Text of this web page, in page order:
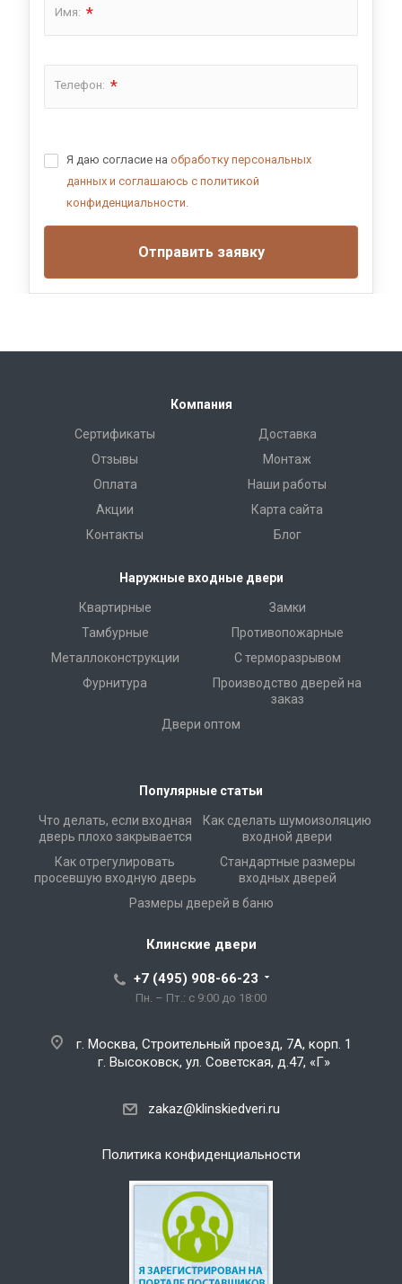
Имя: *
Телефон: *
Я даю согласие на обработку персональных
данных и соглашаюсь с политикой
конфиденциальности.
Отправить заявку
Компания
Сертификаты
Доставка
Отзывы
Монтаж
Оплата
Наши работы
Акции
Карта сайта
Контакты
Блог
Наружные входные двери
Квартирные
Замки
Тамбурные
Противопожарные
Металлоконструкции
С терморазрывом
Фурнитура
Производство дверей на
заказ
Двери оптом
Популярные статьи
Что делать, если входная
дверь плохо закрывается
Как сделать шумоизоляцию
входной двери
Как отрегулировать
просевшую входную дверь
Стандартные размеры
входных дверей
Размеры дверей в баню
Клинские двери
+7 (495) 908-66-23
Пн. – Пт.: с 9:00 до 18:00
г. Москва, Строительный проезд, 7А, корп. 1
г. Высоковск, ул. Советская, д.47, «Г»
zakaz@klinskiedveri.ru
Политика конфиденциальности